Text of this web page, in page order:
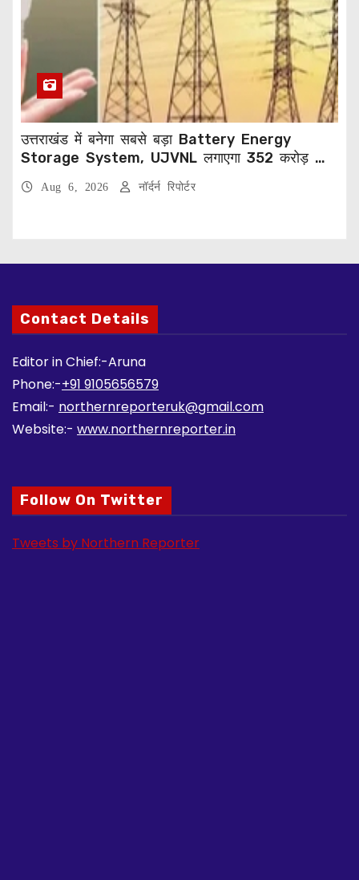
उत्तराखंड में बनेगा सबसे बड़ा Battery Energy
Storage System, UJVNL लगाएगा 352 करोड़ का
Aug 6, 2026 नॉर्दर्न रिपोर्टर
Contact Details
Editor in Chief:-Aruna
Phone:-+91 9105656579
Email:- northernreporteruk@gmail.com
Website:- www.northernreporter.in
Follow On Twitter
Tweets by Northern Reporter